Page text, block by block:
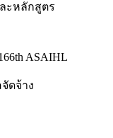
ะหลักสูตร
ASAIHL
ดจ้าง